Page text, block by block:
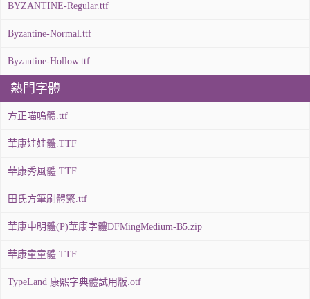
BYZANTINE-Regular.ttf
Byzantine-Normal.ttf
Byzantine-Hollow.ttf
熱門字體
方正喵嗚體.ttf
華康娃娃體.TTF
華康秀風體.TTF
田氏方筆刷體繁.ttf
華康中明體(P)華康字體DFMingMedium-B5.zip
華康童童體.TTF
TypeLand 康熙字典體試用版.otf